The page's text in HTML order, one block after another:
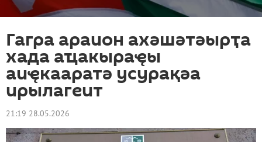
Гагра араион ахәшәтәырҭа
хада аҵакыраҿы
аиҿкааратә усурақәа
ирылагеит
21:19 28.05.2026